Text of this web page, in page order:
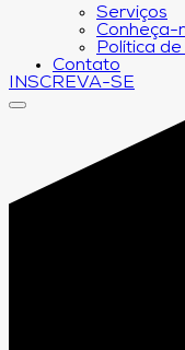
Serviços
Conheça-
Política
Contato
INSCREVA-SE